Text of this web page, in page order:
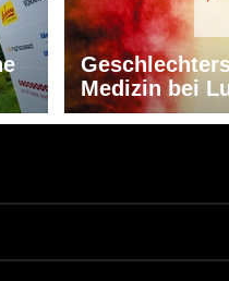
Medizin bei